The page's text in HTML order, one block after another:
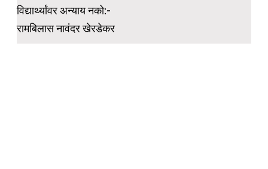
विद्यार्थ्यांवर अन्याय नको:-
रामबिलास नावंदर खेरडेकर